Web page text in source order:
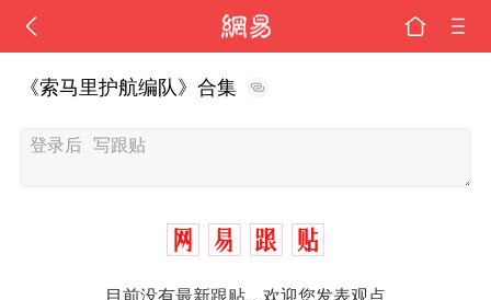
《索马里护航编队》合集